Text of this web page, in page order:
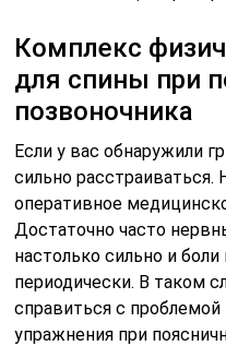
Комплекс
для спины при
позвоночника
Если у вас обнаружили
сильно расстраиваться.
оперативное
Достаточно часто
настолько сильно и
периодически. В таком
справиться с
упражнения при